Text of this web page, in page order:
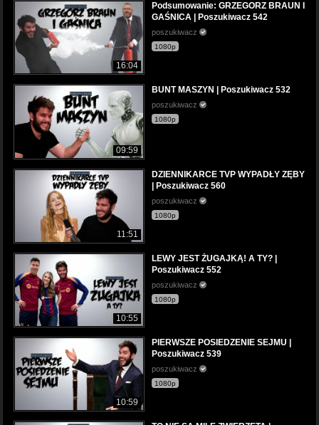
16:04
Podsumowanie: GRZEGORZ BRAUN I
GAŚNICA | Poszukiwacz 542
poszukiwacz
1080p
09:59
BUNT MASZYN | Poszukiwacz 532
poszukiwacz
1080p
11:51
DZIENNIKARCE TVP WYPADŁY ZĘBY
| Poszukiwacz 560
poszukiwacz
1080p
10:55
LEWY JEST ŻUGAJKĄ! A TY? |
Poszukiwacz 552
poszukiwacz
1080p
10:59
PIERWSZE POSIEDZENIE SEJMU |
Poszukiwacz 539
poszukiwacz
1080p